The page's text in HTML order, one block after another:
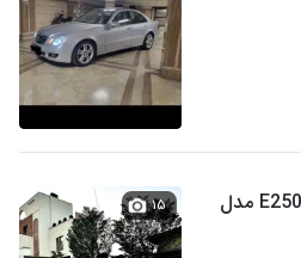
تمیزترین و خونگی ترین بنز E250 مدل
۱۵